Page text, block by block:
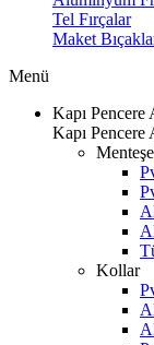
Tel Fırçalar
Maket
Menü
Kapı Pencere
Kapı Pencere
Kollar